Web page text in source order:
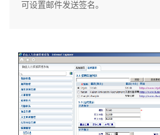
可设置邮件发送签名。